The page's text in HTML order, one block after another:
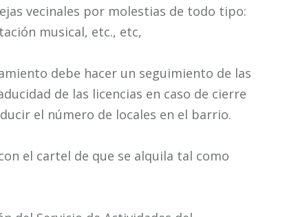
vecinales por molestias de todo tipo:
musical, etc., etc,
debe hacer un seguimiento de las
de las licencias en caso de cierre
el número de locales en el barrio.
el cartel de que se alquila tal como